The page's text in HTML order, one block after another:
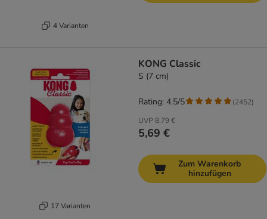
4 Varianten
17 Varianten
KONG Classic
S (7 cm)
UVP 8,79 €
5,69 €
Rating: 4.5/5 (2452)
Zum Warenkorb
hinzufügen